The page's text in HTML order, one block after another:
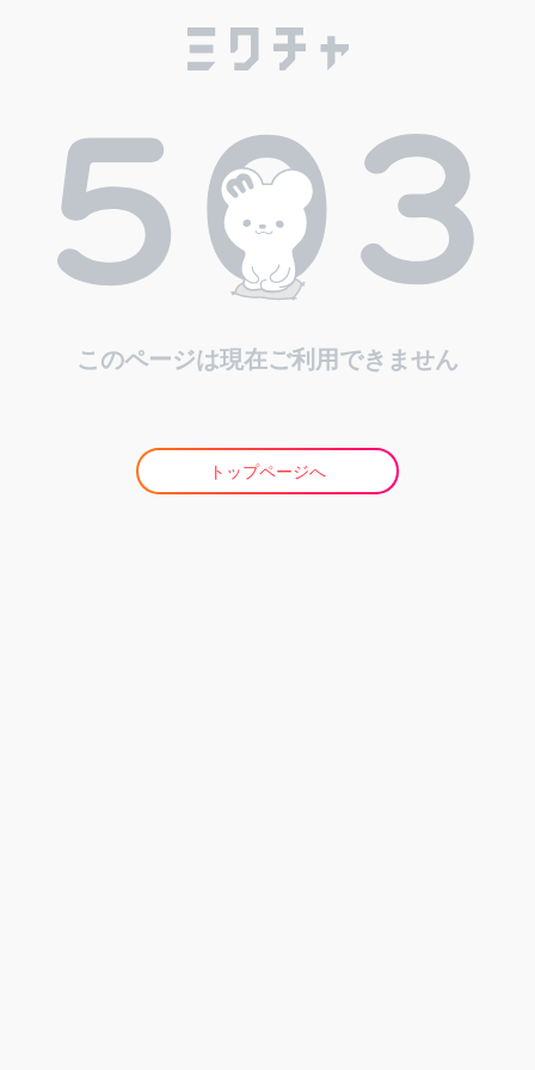
このページは現在ご利用できません